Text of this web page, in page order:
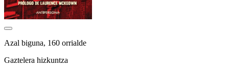
Azal biguna, 160 orrialde
Gaztelera hizkuntza